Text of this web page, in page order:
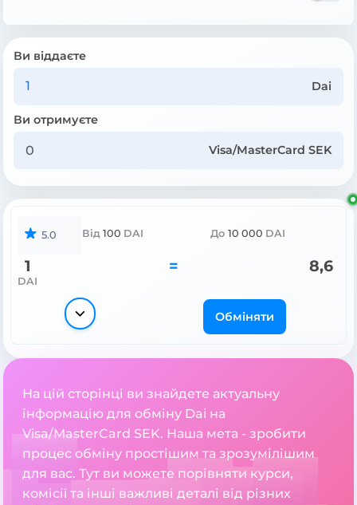
Ви віддаєте
Dai
Ви отримуєте
Visa/MasterCard SEK
5.0 Від 100 DAI До 10 000 DAI
1
DAI
= 8,6
Обміняти
На цій сторінці ви знайдете актуальну
інформацію для обміну Dai на
Visa/MasterCard SEK. Наша мета - зробити
процес обміну простішим та зрозумілішим
для вас. Тут ви можете порівняти курси,
комісії та інші важливі деталі від різних